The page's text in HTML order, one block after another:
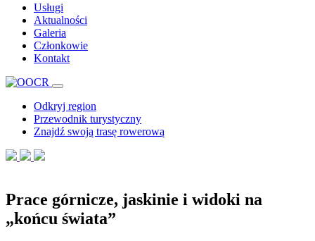
Usługi
Aktualności
Galeria
Członkowie
Kontakt
Odkryj region
Przewodnik turystyczny
Znajdź swoją trasę rowerową
Prace górnicze, jaskinie i widoki na
„końcu świata”